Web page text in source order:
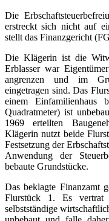
Die
erstreckt sich nicht auf
stellt das Finanzgericht
Die Klägerin ist die
Erblasser war
angrenzen und im
eingetragen sind. Das
einem Einfamilienhaus
Quadratmeter) ist
1969 erteilten
Klägerin nutzt beide
Festsetzung der
Anwendung der
bebaute Grundstücke.
Das beklagte Finanzamt
Flurstück 1. Es
selbstständige